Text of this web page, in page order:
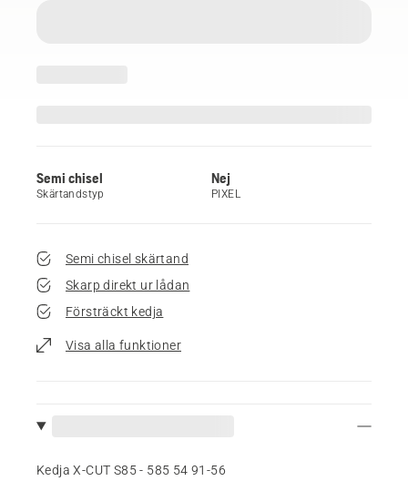
Semi chisel
Skärtandstyp
Nej
PIXEL
Semi chisel skärtand
Skarp direkt ur lådan
Försträckt kedja
Visa alla funktioner
Kedja X-CUT S85 - 585 54 91‑56